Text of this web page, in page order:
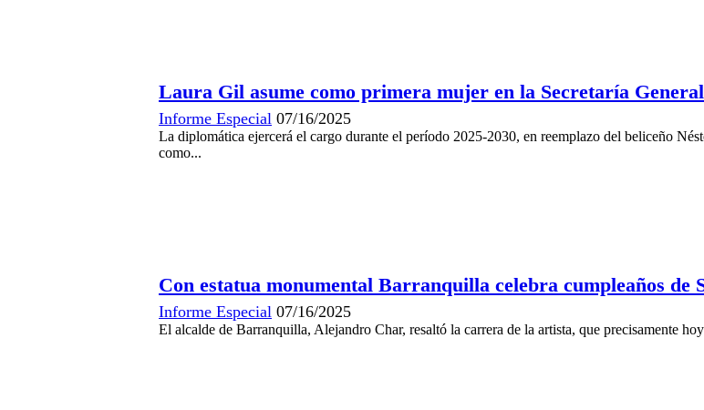
Laura Gil asume como primera mujer en la Secretaría
Informe Especial 07/16/2025
La diplomática ejercerá el cargo durante el período 2025-2030, en reemplazo del beliceño
como...
Con estatua monumental Barranquilla celebra cumpleaños de
Informe Especial 07/16/2025
El alcalde de Barranquilla, Alejandro Char, resaltó la carrera de la artista, que precisamente